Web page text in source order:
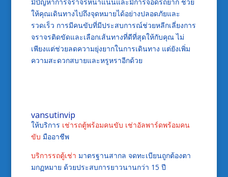
ให้คุณเดินทางไปถึงจุดหมายได้อย่างปลอดภัยและ
รวดเร็ว การมีคนขับที่มีประสบการณ์ช่วยหลีกเลี่ยงการ
จราจรติดขัดและเลือกเส้นทางที่ดีที่สุดให้กับคุณ ไม่
เพียงแต่ช่วยลดความยุ่งยากในการเดินทาง แต่ยังเพิ่ม
ความสะดวกสบายและหรูหราอีกด้วย
vansutinvip
ให้บริการ เช่ารถตู้พร้อมคนขับ เช่าอัลพาร์ดพร้อมคน
ขับ มืออาชีพ
บริการรถตู้เช่า มาตรฐานสากล จดทะเบียนถูกต้องตา
มกฏหมาย ด้วยประสบการยาวนานกว่า 15 ปี